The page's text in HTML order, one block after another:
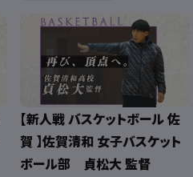
【新人戦 バスケットボール 佐
賀 】佐賀清和 女子バスケット
ボール部 貞松大 監督